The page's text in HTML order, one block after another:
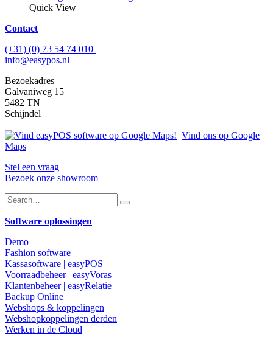
Quick View
Contact
(+31) (0) 73 54 74 010
info@easypos.nl
Bezoekadres
Galvaniweg 15
5482 TN
Schijndel
Vind ons op Google
Maps
Stel een vraag
Bezoek onze showroom
Software oplossingen
Demo
Fashion software
Kassasoftware | easyPOS
Voorraadbeheer | easyVoras
Klantenbeheer | easyRelatie
Backup Online
Webshops & koppelingen
Webshopkoppelingen derden
Werken in de Cloud